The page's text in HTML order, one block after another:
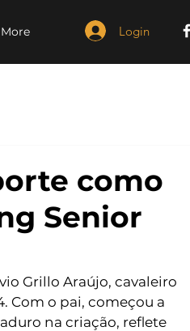
More Login
como
Senior
Grillo Araújo, cavaleiro
Com o pai, começou a
na criação, reflete